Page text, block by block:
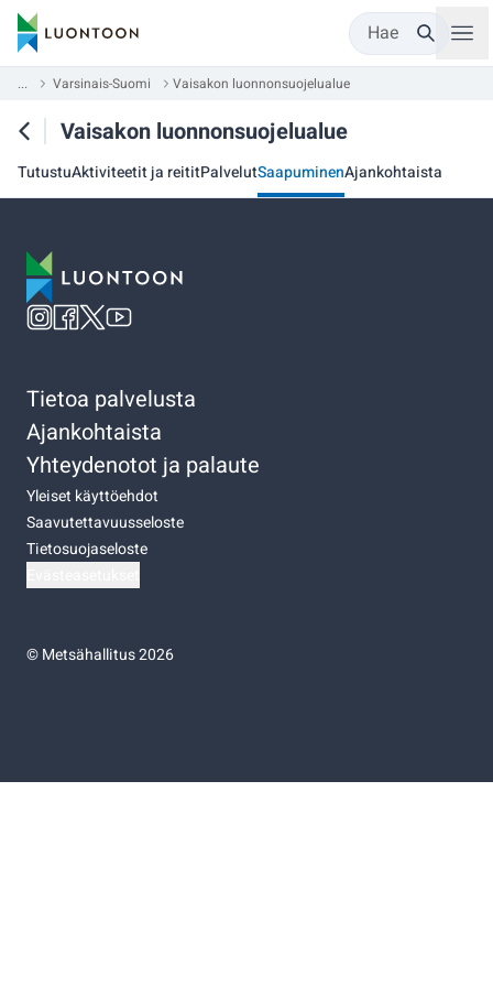
Hae
... Varsinais-Suomi Vaisakon luonnonsuojelualue
Vaisakon luonnonsuojelualue
TutustuAktiviteetit ja reititPalvelutSaapuminenAjankohtaista
Tietoa palvelusta
Ajankohtaista
Yhteydenotot ja palaute
Yleiset käyttöehdot
Saavutettavuusseloste
Tietosuojaseloste
©Metsähallitus 2026